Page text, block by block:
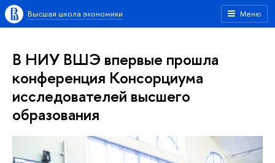
Меню
Высшая школа экономики
В НИУ ВШЭ впервые прошла
конференция Консорциума
исследователей высшего
образования